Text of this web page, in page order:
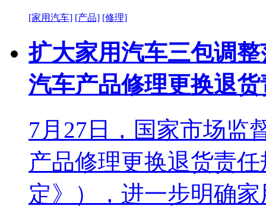
[家用汽车] [产品] [修理]
扩大家用汽车三包调
汽车产品修理更换退
7月27日，国家市场监
产品修理更换退货责
定》），进一步明确